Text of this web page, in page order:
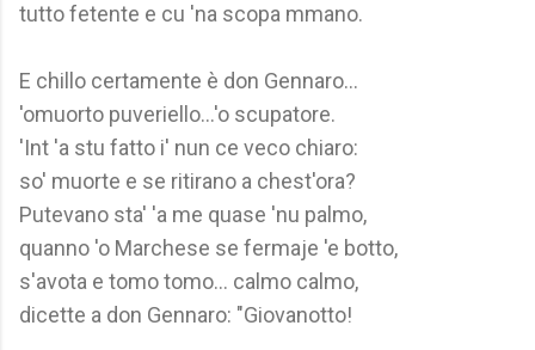
tutto fetente e cu 'na scopa mmano.
E chillo certamente è don Gennaro...
'omuorto puveriello...'o scupatore.
'Int 'a stu fatto i' nun ce veco chiaro:
so' muorte e se ritirano a chest'ora?
Putevano sta' 'a me quase 'nu palmo,
quanno 'o Marchese se fermaje 'e botto,
s'avota e tomo tomo... calmo calmo,
dicette a don Gennaro: "Giovanotto!